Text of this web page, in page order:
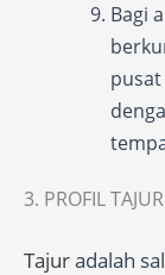
Bagi
3. PROFIL TAJUR
Tajuradalah